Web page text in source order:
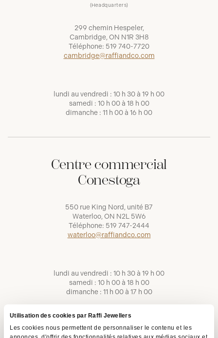
Utilisation des cookies par Raffi Jewellers
Les cookies nous permettent de personnaliser le contenu et les
(Headquarters)
299 chemin Hespeler,
Cambridge, ON N1R 3H8
Téléphone: 519 740-7720
cambridge@raffiandco.com
lundi au vendredi : 10 h 30 à 19 h 00
samedi : 10 h 00 à 18 h 00
dimanche : 11 h 00 à 16 h 00
Centre commercial
Conestoga
550 rue King Nord, unité B7
Waterloo, ON N2L 5W6
Téléphone: 519 747-2444
waterloo@raffiandco.com
lundi au vendredi : 10 h 30 à 19 h 00
samedi : 10 h 00 à 18 h 00
dimanche : 11 h 00 à 17 h 00